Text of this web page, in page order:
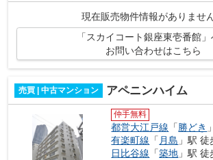
現在販売物件情報がありません
「スカイコート銀座東壱番館
お問い合わせはこちら
売買 | 中古マンション アペニンハイム
仲手無料
都営大江戸線 「 勝どき
有楽町線 「 月島 」駅
日比谷線 「築地 」駅